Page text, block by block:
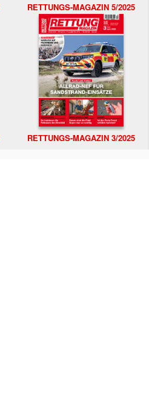
RETTUNGS-MAGAZIN 5/2025
RETTUNGS-MAGAZIN 3/2025